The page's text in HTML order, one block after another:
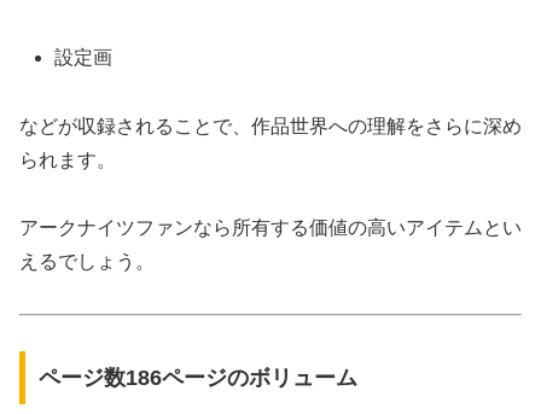
設定画
などが収録されることで、作品世界への理解をさらに深め
られます。
アークナイツファンなら所有する価値の高いアイテムとい
えるでしょう。
ページ数186ページのボリューム